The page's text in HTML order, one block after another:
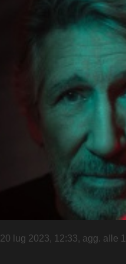
20 lug 2023, 12:33, agg. alle